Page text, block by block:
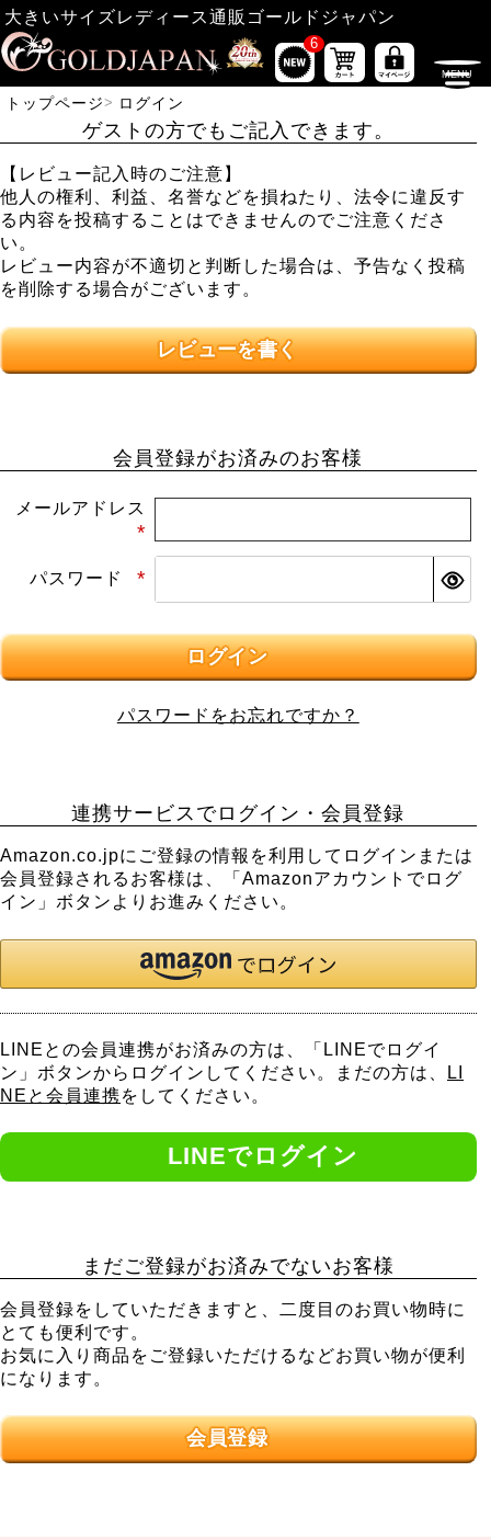
大きいサイズレディース通販ゴールドジャパン
6
トップページ ログイン
ゲストの方でもご記入できます。
【レビュー記入時のご注意】
他人の権利、利益、名誉などを損ねたり、法令に違反す
る内容を投稿することはできませんのでご注意くださ
い。
レビュー内容が不適切と判断した場合は、予告なく投稿
を削除する場合がございます。
レビューを書く
会員登録がお済みのお客様
メールアドレス
須)
パスワード
ログイン
パスワードをお忘れですか？
連携サービスでログイン・会員登録
Amazon.co.jpにご登録の情報を利用してログインまたは
会員登録されるお客様は、「Amazonアカウントでログ
イン」ボタンよりお進みください。
LINEとの会員連携がお済みの方は、「LINEでログイ
ン」ボタンからログインしてください。まだの方は、
LI
NEと会員連携をしてください。
まだご登録がお済みでないお客様
会員登録をしていただきますと、二度目のお買い物時に
とても便利です。
お気に入り商品をご登録いただけるなどお買い物が便利
になります。
会員登録